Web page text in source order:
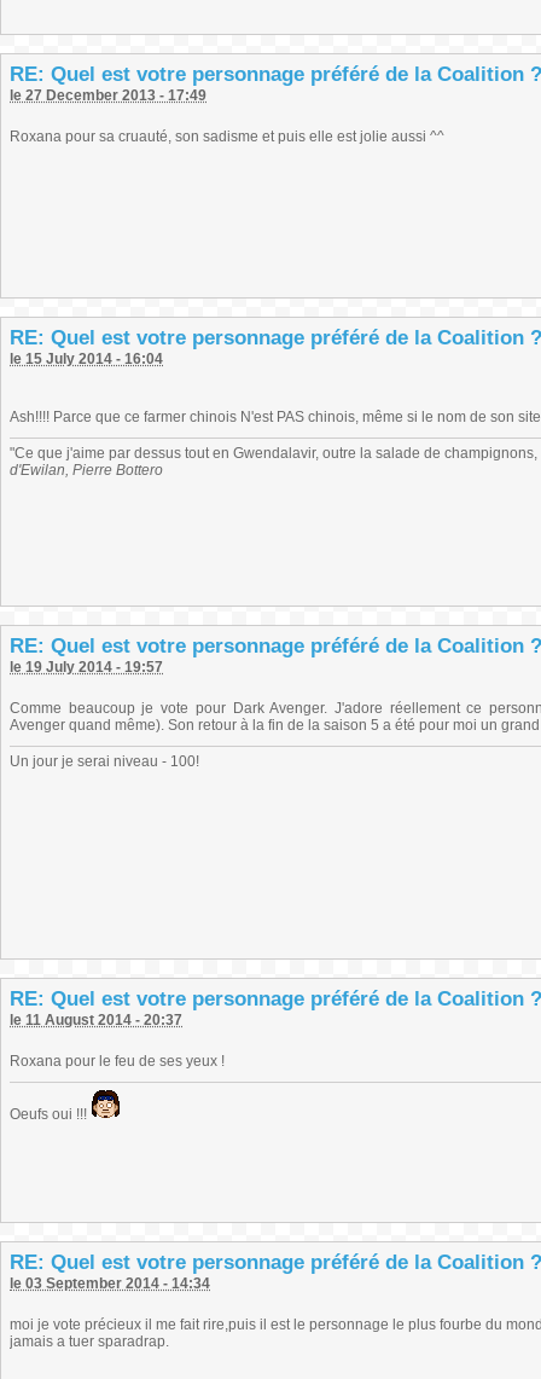
RE: Quel est votre personnage préféré de la Coalition ?
le 27 December 2013 - 17:49
Roxana pour sa cruauté, son sadisme et puis elle est jolie aussi ^^
RE: Quel est votre personnage préféré de la Coalition ?
le 15 July 2014 - 16:04
Ash!!!! Parce que ce farmer chinois N'est PAS chinois, même si le nom de son
"Ce que j'aime par dessus tout en Gwendalavir, outre la salade de
d'Ewilan, Pierre Bottero
RE: Quel est votre personnage préféré de la Coalition ?
le 19 July 2014 - 19:57
Comme beaucoup je vote pour Dark Avenger. J'adore réellement ce
Avenger quand même). Son retour à la fin de la saison 5 a été pour moi un
Un jour je serai niveau - 100!
RE: Quel est votre personnage préféré de la Coalition ?
le 11 August 2014 - 20:37
Roxana pour le feu de ses yeux !
Oeufs oui !!!
RE: Quel est votre personnage préféré de la Coalition ?
le 03 September 2014 - 14:34
moi je vote précieux il me fait rire,puis il est le personnage le plus fourbe du
jamais a tuer sparadrap.